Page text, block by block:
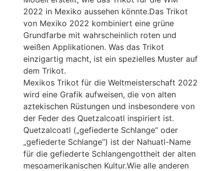
2022 in Mexiko aussehen könnte.Das Trikot
von Mexiko 2022 kombiniert eine grüne
Grundfarbe mit wahrscheinlich roten und
weißen Applikationen. Was das Trikot
einzigartig macht, ist ein spezielles Muster auf
dem Trikot.
Mexikos Trikot für die Weltmeisterschaft 2022
wird eine Grafik aufweisen, die von alten
aztekischen Rüstungen und insbesondere von
der Feder des Quetzalcoatl inspiriert ist.
Quetzalcoatl („gefiederte Schlange“ oder
„gefiederte Schlange“) ist der Nahuatl-Name
für die gefiederte Schlangengottheit der alten
mesoamerikanischen Kultur.Wie alle anderen